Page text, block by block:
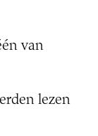
van
lezen